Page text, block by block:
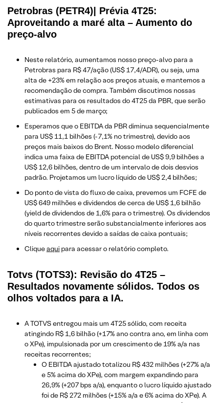
Petrobras (PETR4)| Prévia 4T25:
Aproveitando a maré alta – Aumento do
preço-alvo
Neste relatório, aumentamos nosso preço-alvo para a
Petrobras para R$ 47/ação (US$ 17,4/ADR), ou seja, uma
alta de +23% em relação aos preços atuais, e mantemos a
recomendação de compra. Também discutimos nossas
estimativas para os resultados do 4T25 da PBR, que serão
publicados em 5 de março;
Esperamos que o EBITDA da PBR diminua sequencialmente
para US$ 11,1 bilhões (-7,1% no trimestre), devido aos
preços mais baixos do Brent. Nosso modelo diferencial
indica uma faixa de EBITDA potencial de US$ 9,9 bilhões a
US$ 12,6 bilhões, dentro de um intervalo de dois desvios
padrão. Projetamos um lucro líquido de US$ 2,4 bilhões;
Do ponto de vista do fluxo de caixa, prevemos um FCFE de
US$ 649 milhões e dividendos de cerca de US$ 1,6 bilhão
(yield de dividendos de 1,6% para o trimestre). Os dividendos
do quarto trimestre serão substancialmente inferiores aos
níveis recorrentes devido a saídas de caixa pontuais;
Cliqueaqui para acessar o relatório completo.
Totvs (TOTS3): Revisão do 4T25 –
Resultados novamente sólidos. Todos os
olhos voltados para a IA.
A TOTVS entregou mais um 4T25 sólido, com receita
atingindo R$ 1,6 bilhão (+17% ano contra ano, em linha com
o XPe), impulsionada por um crescimento de 19% a/a nas
receitas recorrentes;
O EBITDA ajustado totalizou R$ 432 milhões (+27% a/a
e 5% acima do XPe), com margem expandindo para
26,9% (+207 bps a/a), enquanto o lucro líquido ajustado
foi de R$ 272 milhões (+15% a/a e 6% acima do XPe). A